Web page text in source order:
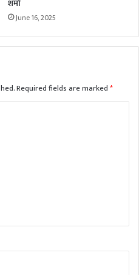
शर्मा
June 16, 2025
Required fields are marked*